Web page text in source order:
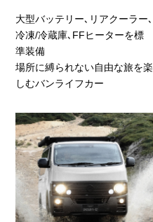
大型バッテリー､リアクーラー､
冷凍/冷蔵庫､FFヒーターを標
準装備
場所に縛られない自由な旅を楽
しむバンライフカー